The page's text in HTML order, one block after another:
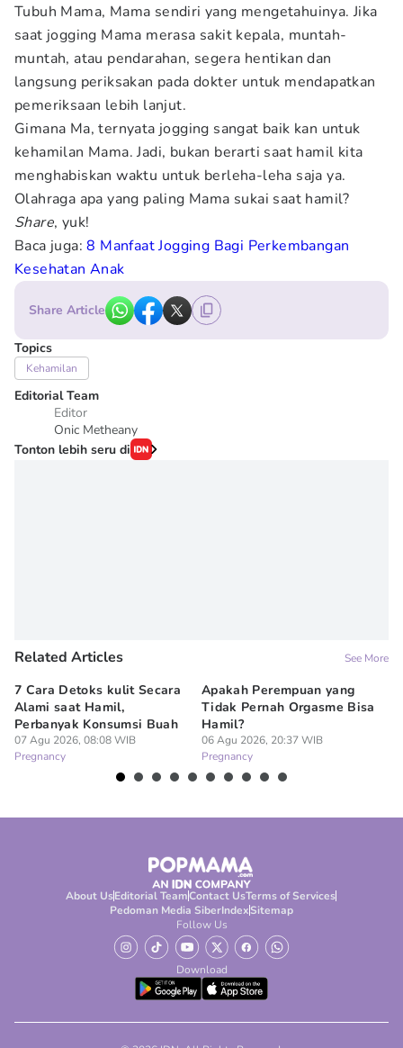
Tubuh Mama, Mama sendiri yang mengetahuinya. Jika
saat jogging Mama merasa sakit kepala, muntah-
muntah, atau pendarahan, segera hentikan dan
langsung periksakan pada dokter untuk mendapatkan
pemeriksaan lebih lanjut.
Gimana Ma, ternyata jogging sangat baik kan untuk
kehamilan Mama. Jadi, bukan berarti saat hamil kita
menghabiskan waktu untuk berleha-leha saja ya.
Olahraga apa yang paling Mama sukai saat hamil?
Share, yuk!
Baca juga:8 Manfaat Jogging Bagi Perkembangan
Kesehatan Anak
Share Article
Topics
Kehamilan
Editorial Team
Editor
Onic Metheany
Tonton lebih seru di
Related Articles See More
7 Cara Detoks kulit Secara
Alami saat Hamil,
Perbanyak Konsumsi Buah
07 Agu 2026, 08:08 WIB
Pregnancy
Apakah Perempuan yang
Tidak Pernah Orgasme Bisa
Hamil?
06 Agu 2026, 20:37 WIB
Pregnancy
About UsEditorial TeamContact UsTerms of Services
Pedoman Media SiberIndexSitemap
Follow Us
Download